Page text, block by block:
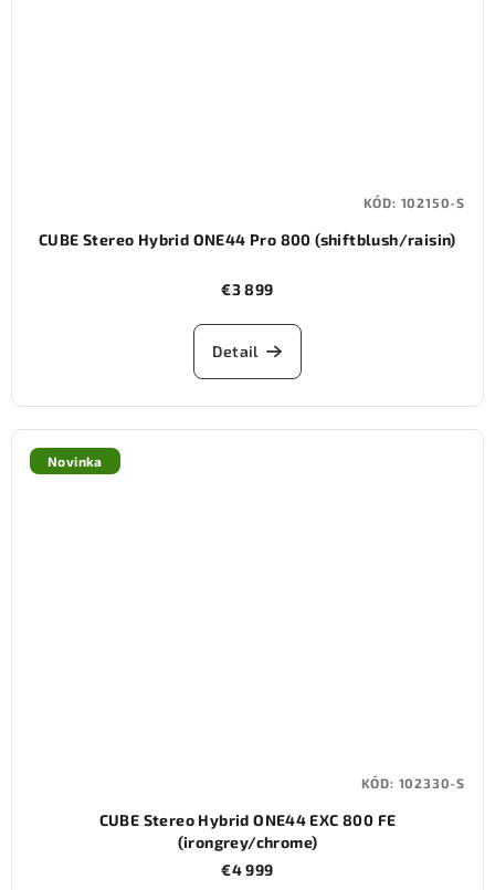
CUBE Stereo Hybrid ONE44 Pro 800 (shiftblush/raisin)
€3 899
Detail
KÓD: 102150-S
Novinka
CUBE Stereo Hybrid ONE44 EXC 800 FE
(irongrey/chrome)
€4 999
KÓD: 102330-S